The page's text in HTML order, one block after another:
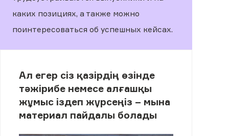
каких позициях, а также можно
поинтересоваться об успешных кейсах.
Ал егер сіз қазірдің өзінде
тәжірибе немесе алғашқы
жұмыс іздеп жүрсеңіз – мына
материал пайдалы болады